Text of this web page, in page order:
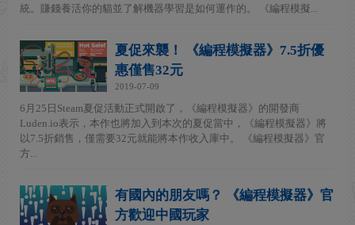
統。賺錢養活你的貓並了解機器學習是如何運作的。 《編程模擬...
夏促來襲！ 《編程模擬器》7.5折優
惠僅售32元
2019-07-09
6月25日Steam夏促活動正式開啟了，《編程模擬器》的開發商
Luden.io表示，本作也將加入到本次的夏促當中，《編程模擬器》將
以7.5折銷售，僅需要32元就能將本作收入庫中。 《編程模擬器》官
方...
有國內的朋友嗎？ 《編程模擬器》官
方歡迎中國玩家